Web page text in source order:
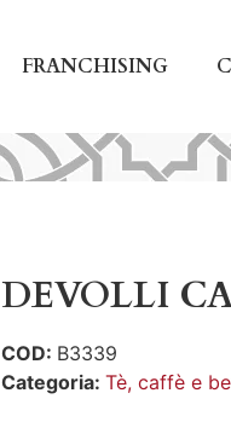
FRANCHISING
DEVOLLI
COD: B3339
Categoria: Tè, caffè e